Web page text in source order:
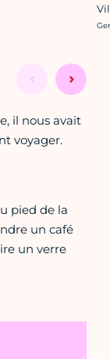
il nous avait
voyager.
pied de la
un café
un verre